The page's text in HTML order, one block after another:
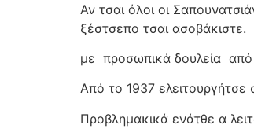
Αν τσαι όλοι οι
ξέστσεπο τσαι ασοβάκιστε.
με προσωπικά δουλεία από
Από το 1937 ελειτουργήτσε
Προβλημακικά ενάτθε α